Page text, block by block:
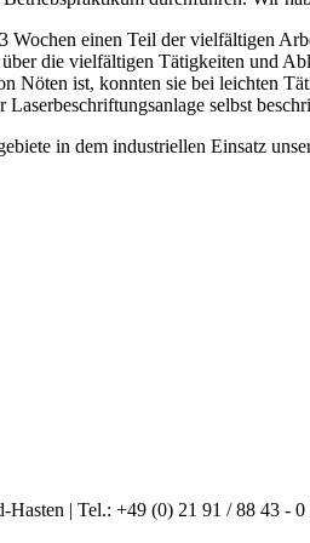
einen Teil der vielfältigen
die vielfältigen Tätigkeiten und
Nöten ist, konnten sie bei leichten
selbst
in dem industriellen Einsatz
| Tel.: +49 (0) 21 91 / 88 43 -